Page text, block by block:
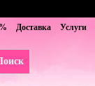
Доставка Услуги